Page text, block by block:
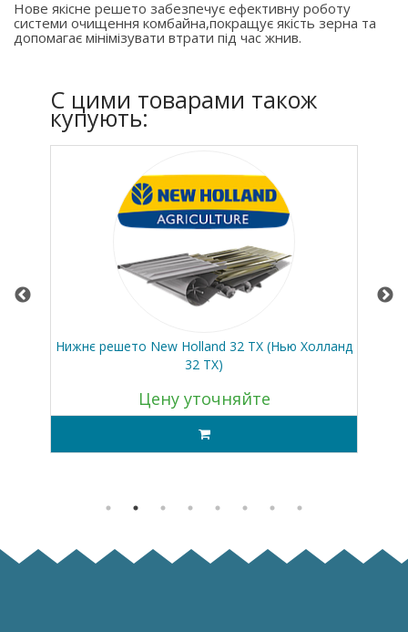
Нове якісне решето забезпечує ефективну роботу
системи очищення комбайна,покращує якість зерна та
допомагає мінімізувати втрати під час жнив.
C цими товарами також
купують:
Нижнє решето New Holland 32 TX (Нью Холланд
32 ТХ)
Цену уточняйте